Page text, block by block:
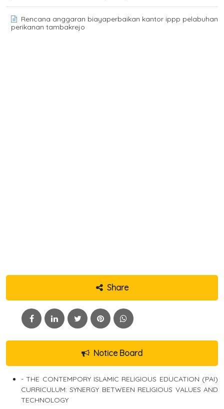
Rencana anggaran biayaperbaikan kantor ippp pelabuhan
perikanan tambakrejo
Share
Notice Board
- THE CONTEMPORY ISLAMIC RELIGIOUS EDUCATION (PAI)
CURRICULUM: SYNERGY BETWEEN RELIGIOUS VALUES AND
TECHNOLOGY